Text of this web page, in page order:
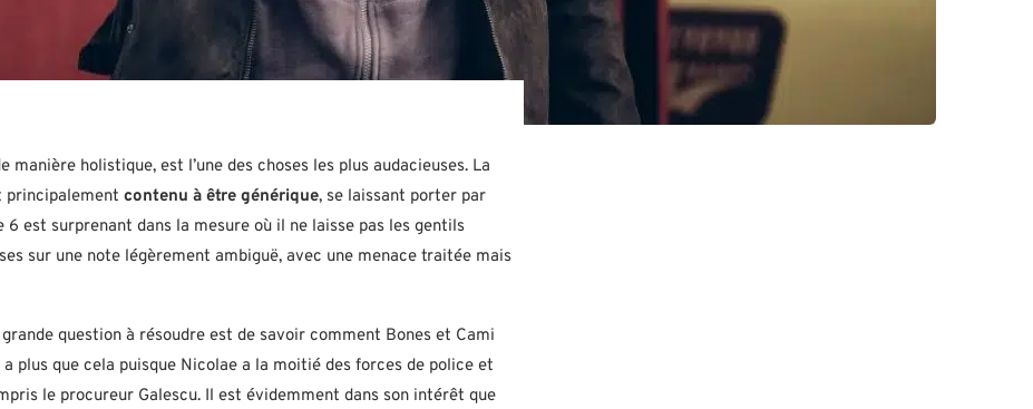
holistique, est l’une des choses les plus audacieuses. La
principalement contenu à être générique, se laissant porter par
6 est surprenant dans la mesure où il ne laisse pas les gentils
sur une note légèrement ambiguë, avec une menace traitée mais
question à résoudre est de savoir comment Bones et Cami
plus que cela puisque Nicolae a la moitié des forces de police et
le procureur Galescu. Il est évidemment dans son intérêt que